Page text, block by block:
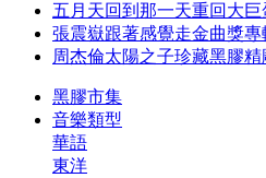
五月天回到那一天重回大
張震嶽跟著感覺走金曲獎
周杰倫太陽之子珍藏黑膠精
黑膠市集
音樂類型
華語
東洋